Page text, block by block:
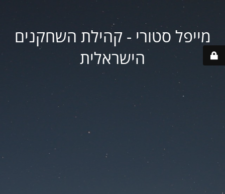
מייפל סטורי - קהילת השחקנים
הישראלית